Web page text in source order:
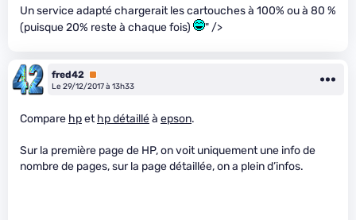
Un service adapté chargerait les cartouches à 100% ou à 80 %
(puisque 20% reste à chaque fois)
" />
fred42 Premium
Le 29/12/2017 à 13h33
Compare hpethp détailléà epson.
Sur la première page de HP, on voit uniquement une info de
nombre de pages, sur la page détaillée, on a plein d’infos.